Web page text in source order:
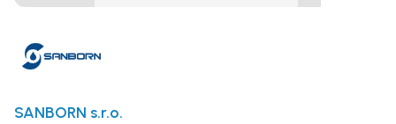
SANBORN s.r.o.